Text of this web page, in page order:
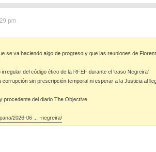
pm
se va haciendo algo de progreso y que las reuniones de
irregular del código ético de la RFEF durante el 'caso Negreira'
sin prescripción temporal ni esperar a la Justicia al
procedente del diario The Objective
2026-06 ... -negreira/